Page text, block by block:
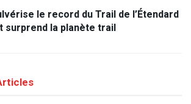
le record du Trail de l’Étendard
surprend la planète trail